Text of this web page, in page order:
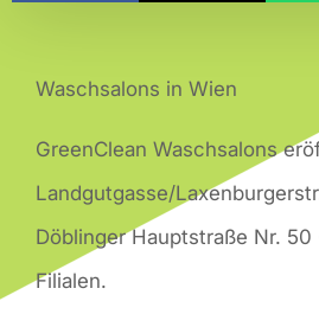
Waschsalons in Wien
GreenClean Waschsalons
Landgutgasse/
Döblinger Hauptstraße Nr. 50
Filialen.